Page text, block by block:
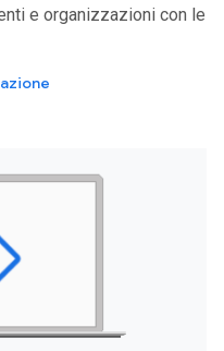
e organizzazioni con le